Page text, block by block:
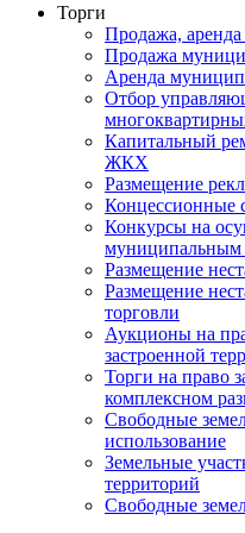
Торги
Продажа, аренда
Продажа
Аренда
Отбор
Капитальный
ЖКХ
Размещение
Концессионные
Конкурсы на
муниципальным
Размещение
Размещение
торговли
Аукционы на
застроенной
Торги на право
комплексном
Свободные
использование
Земельные
территорий
Свободные